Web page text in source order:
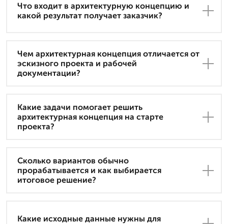
Что входит в архитектурную концепцию и
какой результат получает заказчик?
Чем архитектурная концепция отличается от
эскизного проекта и рабочей
документации?
Какие задачи помогает решить
архитектурная концепция на старте
проекта?
Сколько вариантов обычно
прорабатывается и как выбирается
итоговое решение?
Какие исходные данные нужны для